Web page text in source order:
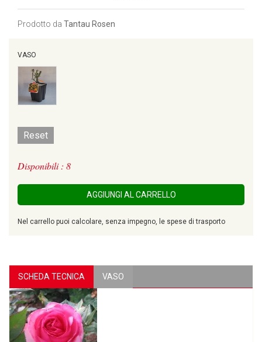
Prodotto da Tantau Rosen
VASO
Reset
Disponibili : 8
AGGIUNGI AL CARRELLO
Nel carrello puoi calcolare, senza impegno, le spese di trasporto
SCHEDA TECNICA VASO